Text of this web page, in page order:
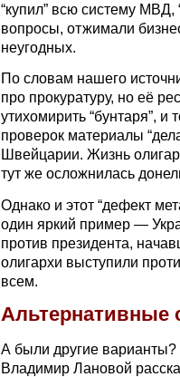
“купил” всю систему
вопросы, отжимали
неугодных.
По словам нашего
про прокуратуру, но её
утихомирить “бунтаря”, и
проверок материалы
Швейцарии. Жизнь
тут же осложнилась
Однако и этот “дефект
один яркий пример —
против президента,
олигархи выступили
всем.
Альтернативные
А были другие
Владимир Лановой